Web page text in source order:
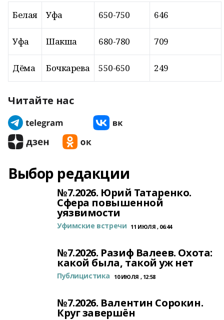
Белая Уфа 650-750 646
Уфа Шакша 680-780 709
Дёма Бочкарева 550-650 249
Читайте нас
Выбор редакции
№7.2026. Юрий Татаренко.
Сфера повышенной
уязвимости
Уфимские встречи 11 ИЮЛЯ , 06:44
№7.2026. Разиф Валеев. Охота:
какой была, такой уж нет
Публицистика 10 ИЮЛЯ , 12:58
№7.2026. Валентин Сорокин.
Круг завершён